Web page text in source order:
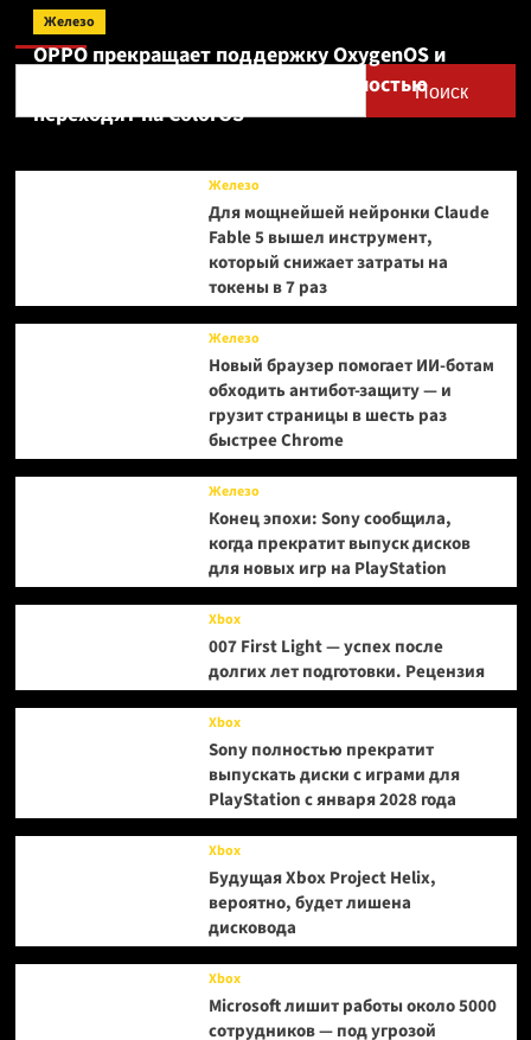
вышла
и
план
Поиск
Поиск
Железо
OPPO прекращает поддержку OxygenOS и
Realme UI — OnePlus и realme полностью
переходят на ColorOS
Железо
Для мощнейшей нейронки Claude
Fable 5 вышел инструмент,
который снижает затраты на
токены в 7 раз
Железо
Новый браузер помогает ИИ-ботам
обходить антибот-защиту — и
грузит страницы в шесть раз
быстрее Chrome
Железо
Конец эпохи: Sony сообщила,
когда прекратит выпуск дисков
для новых игр на PlayStation
Xbox
007 First Light — успех после
долгих лет подготовки. Рецензия
Xbox
Sony полностью прекратит
выпускать диски с играми для
PlayStation с января 2028 года
Xbox
Будущая Xbox Project Helix,
вероятно, будет лишена
дисковода
Xbox
Microsoft лишит работы около 5000
сотрудников — под угрозой